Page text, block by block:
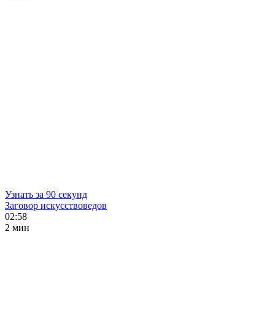
Узнать за 90 секунд
Заговор искусствоведов
02:58
2 мин